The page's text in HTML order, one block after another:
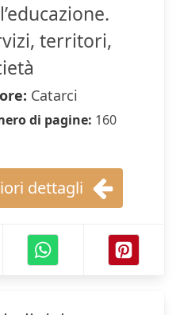
territori,
Catarci
di pagine: 160
dettagli